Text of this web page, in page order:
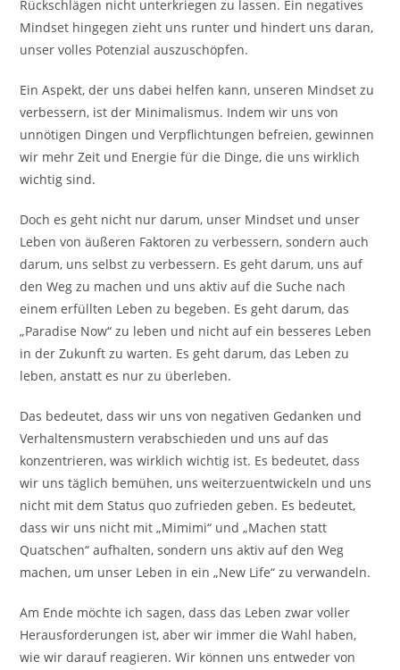
Rückschlägen nicht unterkriegen zu lassen. Ein negatives
Mindset hingegen zieht uns runter und hindert uns daran,
unser volles Potenzial auszuschöpfen.
Ein Aspekt, der uns dabei helfen kann, unseren Mindset zu
verbessern, ist der Minimalismus. Indem wir uns von
unnötigen Dingen und Verpflichtungen befreien, gewinnen
wir mehr Zeit und Energie für die Dinge, die uns wirklich
wichtig sind.
Doch es geht nicht nur darum, unser Mindset und unser
Leben von äußeren Faktoren zu verbessern, sondern auch
darum, uns selbst zu verbessern. Es geht darum, uns auf
den Weg zu machen und uns aktiv auf die Suche nach
einem erfüllten Leben zu begeben. Es geht darum, das
„Paradise Now“ zu leben und nicht auf ein besseres Leben
in der Zukunft zu warten. Es geht darum, das Leben zu
leben, anstatt es nur zu überleben.
Das bedeutet, dass wir uns von negativen Gedanken und
Verhaltensmustern verabschieden und uns auf das
konzentrieren, was wirklich wichtig ist. Es bedeutet, dass
wir uns täglich bemühen, uns weiterzuentwickeln und uns
nicht mit dem Status quo zufrieden geben. Es bedeutet,
dass wir uns nicht mit „Mimimi“ und „Machen statt
Quatschen“ aufhalten, sondern uns aktiv auf den Weg
machen, um unser Leben in ein „New Life“ zu verwandeln.
Am Ende möchte ich sagen, dass das Leben zwar voller
Herausforderungen ist, aber wir immer die Wahl haben,
wie wir darauf reagieren. Wir können uns entweder von